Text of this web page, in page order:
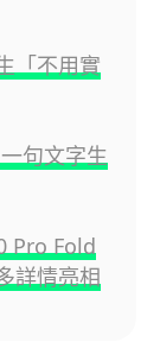
「不用實
句文字生
Pro Fold
詳情亮相